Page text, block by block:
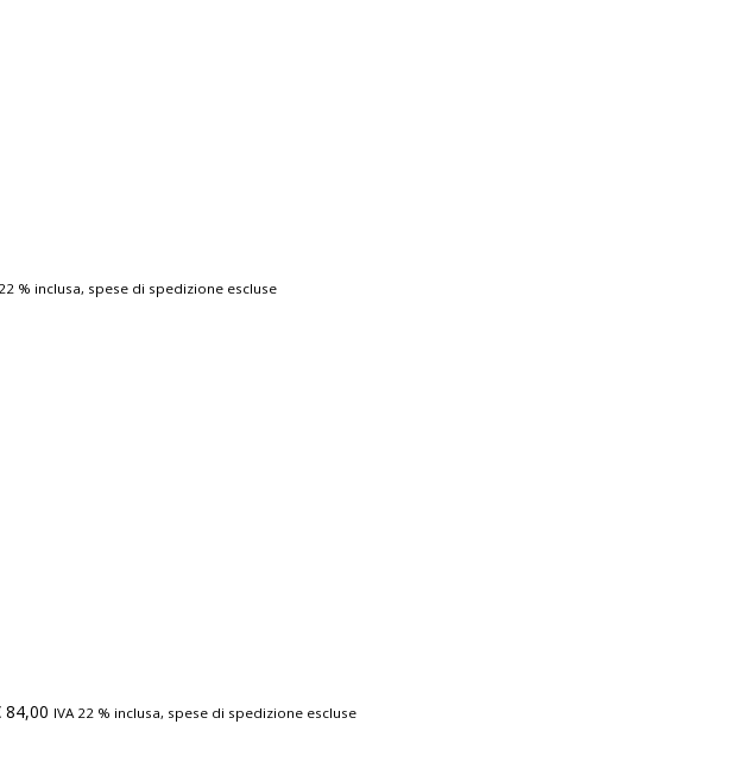
% inclusa, spese di spedizione escluse
84,00 IVA 22 % inclusa, spese di spedizione escluse